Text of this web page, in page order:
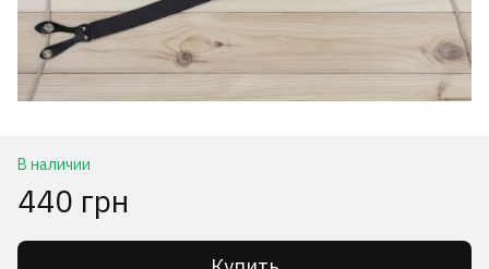
В наличии
440 грн